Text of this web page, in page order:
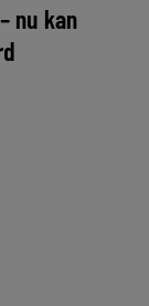
nu kan